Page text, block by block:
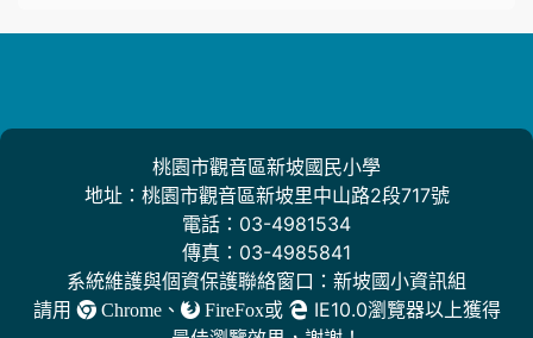
桃園市觀音區新坡國民小學
地址：桃園市觀音區新坡里中山路2段717號
電話：03-4981534
傳真：03-4985841
系統維護與個資保護聯絡窗口：新坡國小資訊組
請用
Chrome、 FireFox或
IE10.0瀏覽器以上獲得